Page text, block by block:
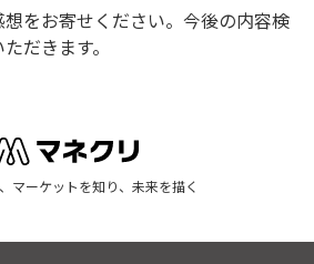
をお寄せください。今後の内容検
だきます。
マーケットを知り、未来を描く